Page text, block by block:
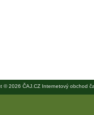
© 2026 ČAJ.CZ Internetový obchod